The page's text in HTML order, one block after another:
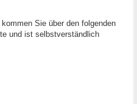
Sie über den folgenden
und ist selbstverständlich